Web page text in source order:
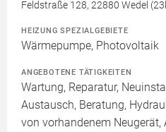
Feldstraße 128, 22880 Wedel
HEIZUNG SPEZIALGEBIETE
Wärmepumpe, Photovoltaik
ANGEBOTENE TÄTIGKEITEN
Wartung, Reparatur,
Austausch, Beratung,
von vorhandenem